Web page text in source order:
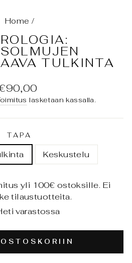
Home /
TULKINTA
Normaali
€90,00
lasketaan kassalla.
TAPA
Keskustelu
yli 100€ ostoksille. Ei
tilaustuotteita.
varastossa